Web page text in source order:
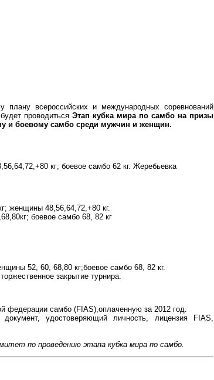
всероссийских и международных соревнований
проводиться Этап кубка мира по самбо на призы
и боевому самбо среди мужчин и женщин.
кг; боевое самбо 62 кг. Жеребьевка
женщины 48,56,64,72,+80 кг.
боевое самбо 68, 82 кг
52, 60, 68,80 кг;боевое самбо 68, 82 кг.
закрытие турнира.
федерации самбо (FIAS),оплаченную за 2012 год.
удостоверяющий личность, лицензия FIAS,
по проведению этапа кубка мира по самбо.